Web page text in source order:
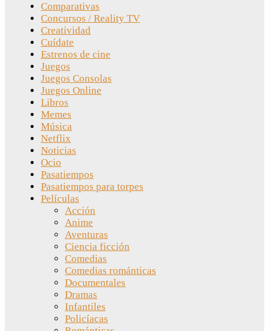
Comparativas
Concursos / Reality TV
Creatividad
Cuídate
Estrenos de cine
Juegos
Juegos Consolas
Juegos Online
Libros
Memes
Música
Netflix
Noticias
Ocio
Pasatiempos
Pasatiempos para torpes
Películas
Acción
Anime
Aventuras
Ciencia ficción
Comedias
Comedias románticas
Documentales
Dramas
Infantiles
Policíacas